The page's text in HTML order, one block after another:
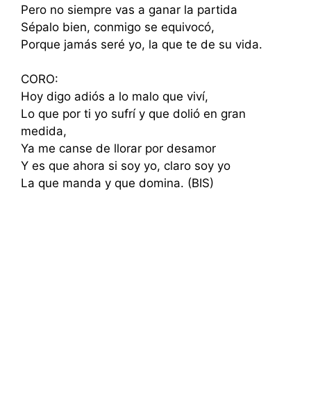
Pero no siempre vas a ganar la partida
Sépalo bien, conmigo se equivocó,
Porque jamás seré yo, la que te de su vida.
CORO:
Hoy digo adiós a lo malo que viví,
Lo que por ti yo sufrí y que dolió en gran
medida,
Ya me canse de llorar por desamor
Y es que ahora si soy yo, claro soy yo
La que manda y que domina. (BIS)